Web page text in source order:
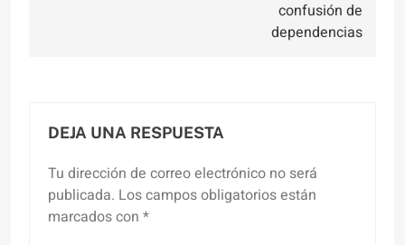
confusión de
dependencias
DEJA UNA RESPUESTA
Tu dirección de correo electrónico no será
publicada. Los campos obligatorios están
marcados con *